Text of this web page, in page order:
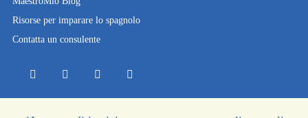
Risorse per imparare lo spagnolo
Contatta un consulente